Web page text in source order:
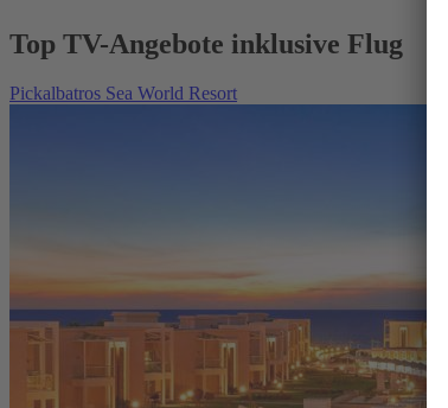
Top TV-Angebote inklusive Flug
Pickalbatros Sea World Resort